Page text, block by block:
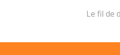
Le fil de